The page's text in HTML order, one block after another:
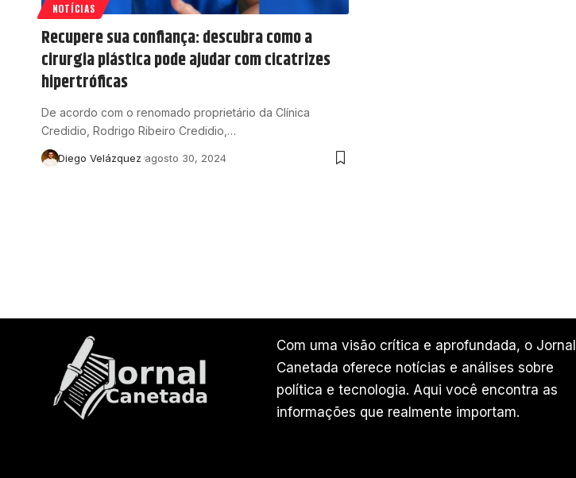
NOTÍCIAS
Recupere sua confiança: descubra como a
cirurgia plástica pode ajudar com cicatrizes
hipertróficas
De acordo com o renomado proprietário da Clínica
Credidio, Rodrigo Ribeiro Credidio,…
Diego Velázquez agosto 30, 2024
Com uma visão crítica e aprofundada, o Jornal
Canetada oferece notícias e análises sobre
política e tecnologia. Aqui você encontra as
informações que realmente importam.